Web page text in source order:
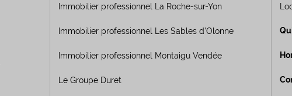
Immobilier professionnel La Roche-sur-Yon
Immobilier professionnel Les Sables d’Olonne
Immobilier professionnel Montaigu Vendée
Le Groupe Duret